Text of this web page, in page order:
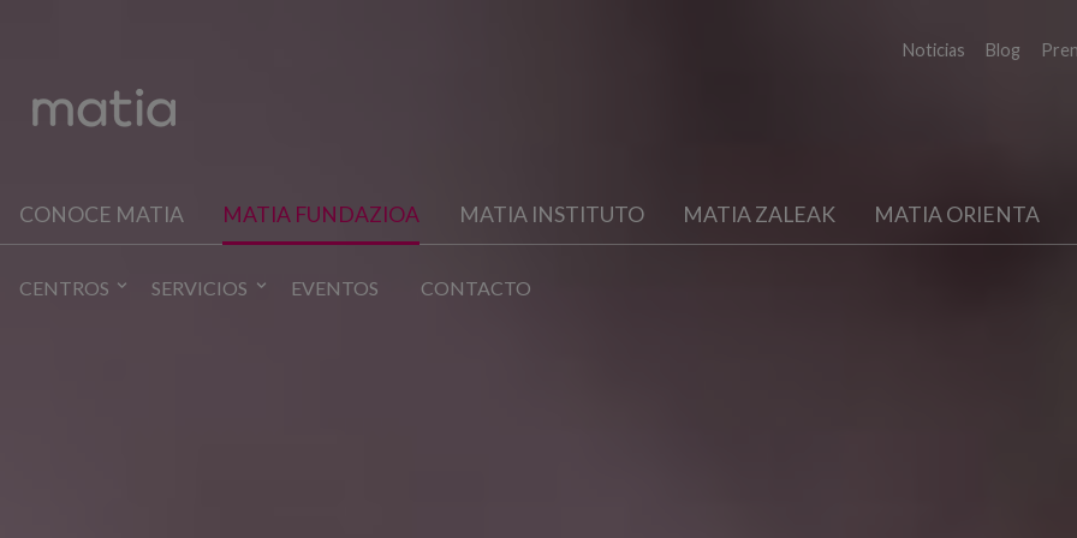
Noticias Blog
CONOCE MATIA MATIA FUNDAZIOA MATIA INSTITUTO MATIA ZALEAK MATIA ORIENTA
CENTROS SERVICIOS EVENTOS CONTACTO